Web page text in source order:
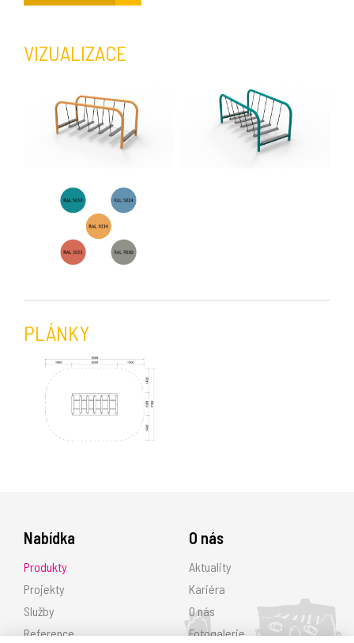
VIZUALIZACE
PLÁNKY
Nabídka
Produkty
Projekty
Služby
Reference
O nás
Aktuality
Kariéra
O nás
Fotogalerie